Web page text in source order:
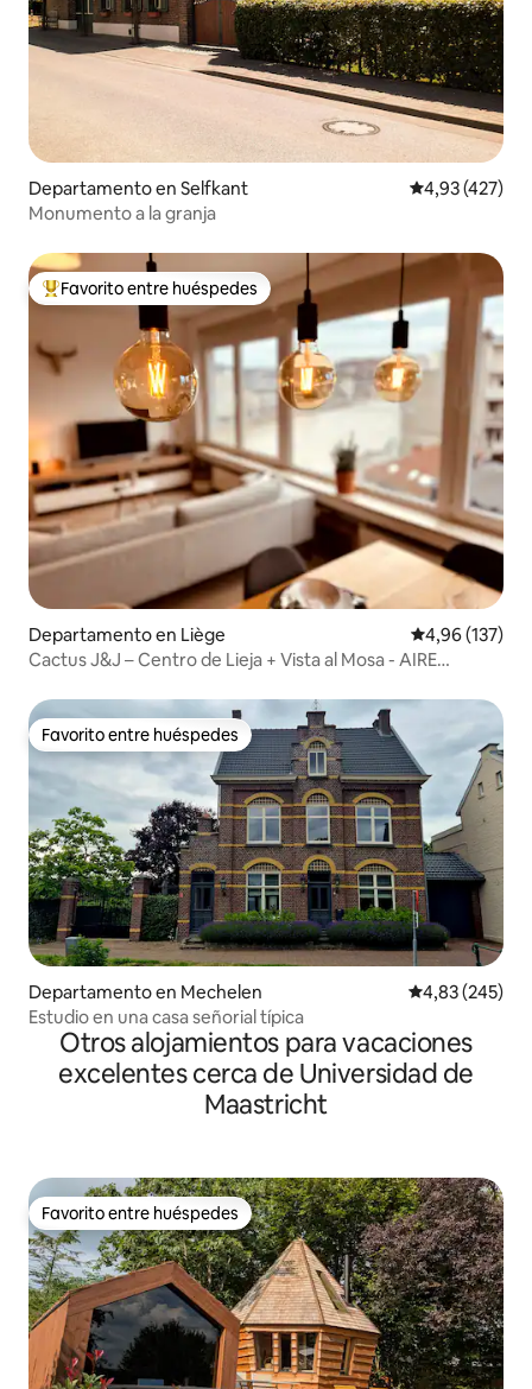
Departamento en Selfkant Calificación
4,93 (427)
Monumento a la granja
Favorito entre los huéspedes más destacados
Favorito entre huéspedes
Departamento en Liège Calificación
4,96 (137)
Cactus J&J – Centro de Lieja + Vista al Mosa - AIRE
Favorito entre huéspedes
Favorito entre huéspedes
Departamento en Mechelen Calificación
4,83 (245)
Estudio en una casa señorial típica
Otros alojamientos para vacaciones
excelentes cerca de Universidad de
Maastricht
Favorito entre huéspedes
Favorito entre huéspedes